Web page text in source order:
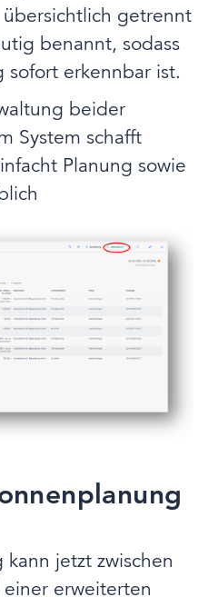
getrennt
benannt, sodass
erkennbar ist.
beider
System schafft
Planung sowie
jetzt zwischen
erweiterten